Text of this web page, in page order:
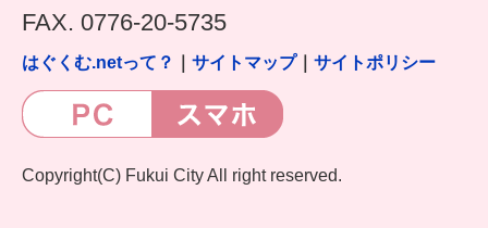
FAX. 0776-20-5735
はぐくむ.netって？ サイトマップ｜ サイトポリシー
Copyright(C) Fukui City All right reserved.